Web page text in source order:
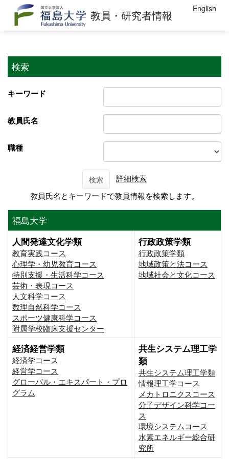
教員・研究者情報 English
検索
キーワード
教員氏名
職種
検索
詳細検索
教員氏名とキーワードで教員情報を検索します。
福島大学
人間発達文化学類
教育実践コース
心理学・幼児教育コース
特別支援・生活科学コース
芸術・表現コース
人文科学コース
数理自然科学コース
スポーツ健康科学コース
附属学校臨床支援センター
行政政策学類
行政政策学類
地域政策と法コース
地域社会と文化コース
経済経営学類
経済学コース
経営学コース
グローバル・エキスパート・プロ
グラム
共生システム理工学
類
共生システム理工学類
情報理工学コース
メカトロニクスコース
分子デザイン科学コー
ス
環境システムコース
⽔素エネルギー総合研
究所